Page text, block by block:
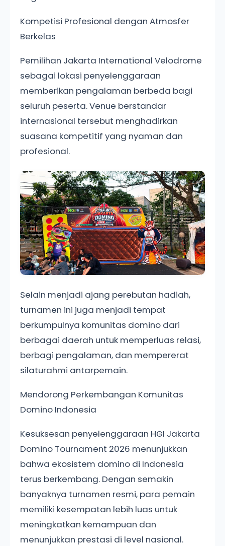
Kompetisi Profesional dengan Atmosfer
Berkelas
Pemilihan Jakarta International Velodrome
sebagai lokasi penyelenggaraan
memberikan pengalaman berbeda bagi
seluruh peserta. Venue berstandar
internasional tersebut menghadirkan
suasana kompetitif yang nyaman dan
profesional.
Selain menjadi ajang perebutan hadiah,
turnamen ini juga menjadi tempat
berkumpulnya komunitas domino dari
berbagai daerah untuk memperluas relasi,
berbagi pengalaman, dan mempererat
silaturahmi antarpemain.
Mendorong Perkembangan Komunitas
Domino Indonesia
Kesuksesan penyelenggaraan HGI Jakarta
Domino Tournament 2026 menunjukkan
bahwa ekosistem domino di Indonesia
terus berkembang. Dengan semakin
banyaknya turnamen resmi, para pemain
memiliki kesempatan lebih luas untuk
meningkatkan kemampuan dan
menunjukkan prestasi di level nasional.